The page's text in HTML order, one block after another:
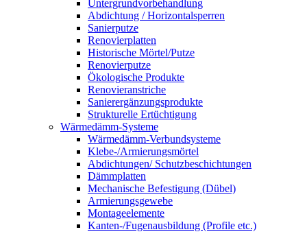
Untergrundvorbehandlung
Abdichtung / Horizontalsperren
Sanierputze
Renovierplatten
Historische Mörtel/Putze
Renovierputze
Ökologische Produkte
Renovieranstriche
Sanierergänzungsprodukte
Strukturelle Ertüchtigung
Wärmedämm-Systeme
Wärmedämm-Verbundsysteme
Klebe-/Armierungsmörtel
Abdichtungen/ Schutzbeschichtungen
Dämmplatten
Mechanische Befestigung (Dübel)
Armierungsgewebe
Montageelemente
Kanten-/Fugenausbildung (Profile etc.)